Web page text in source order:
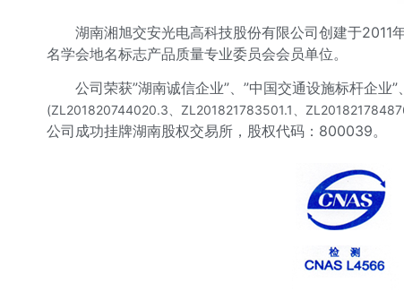
湖南湘旭交安光电高科技股份有限公司创建于2011
名学会地名标志产品质量专业委员会会员单位。
公司荣获”湖南诚信企业”、”中国交通设施标杆企
(ZL201820744020.3、ZL201821783501.1、
公司成功挂牌湖南股权交易所，股权代码：800039。